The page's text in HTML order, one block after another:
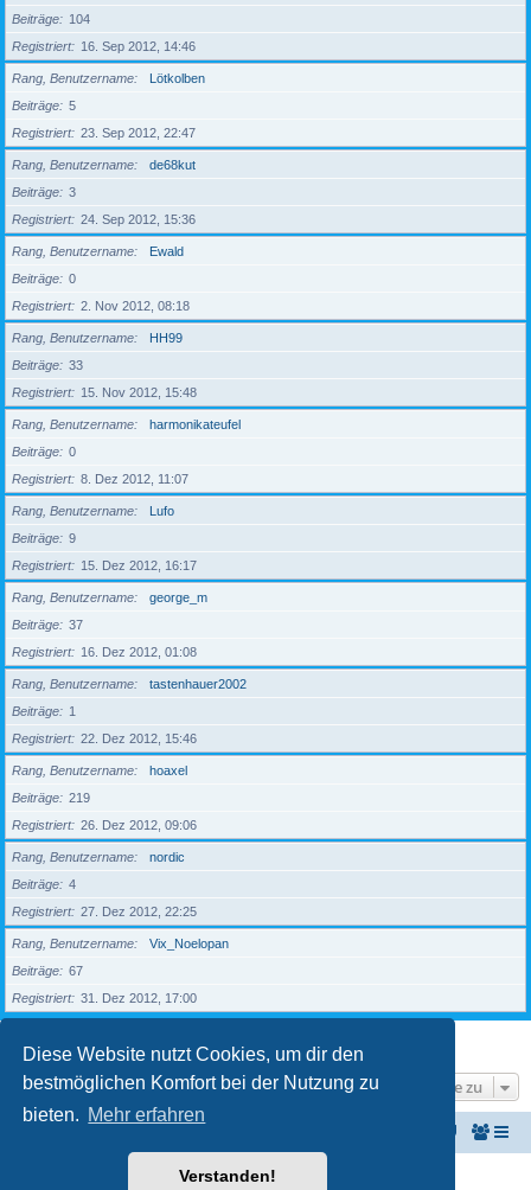
Diese Website nutzt Cookies, um dir den
bestmöglichen Komfort bei der Nutzung zu
bieten. Mehr erfahren
Verstanden!
Beiträge
104
Registriert
16. Sep 2012, 14:46
Rang, Benutzername
Lötkolben
Beiträge
5
Registriert
23. Sep 2012, 22:47
Rang, Benutzername
de68kut
Beiträge
3
Registriert
24. Sep 2012, 15:36
Rang, Benutzername
Ewald
Beiträge
0
Registriert
2. Nov 2012, 08:18
Rang, Benutzername
HH99
Beiträge
33
Registriert
15. Nov 2012, 15:48
Rang, Benutzername
harmonikateufel
Beiträge
0
Registriert
8. Dez 2012, 11:07
Rang, Benutzername
Lufo
Beiträge
9
Registriert
15. Dez 2012, 16:17
Rang, Benutzername
george_m
Beiträge
37
Registriert
16. Dez 2012, 01:08
Rang, Benutzername
tastenhauer2002
Beiträge
1
Registriert
22. Dez 2012, 15:46
Rang, Benutzername
hoaxel
Beiträge
219
Registriert
26. Dez 2012, 09:06
Rang, Benutzername
nordic
Beiträge
4
Registriert
27. Dez 2012, 22:25
Rang, Benutzername
Vix_Noelopan
Beiträge
67
Registriert
31. Dez 2012, 17:00
427 Mitglieder Seite
1 2 3 4 5
Gehe zu
Powered byphpBB® Forum Software © phpBB Limited